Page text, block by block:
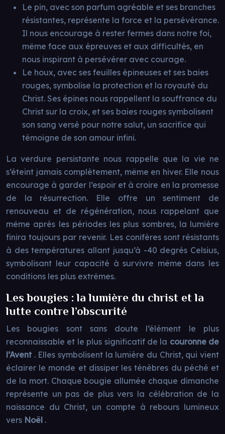
Le pin, avec son parfum agréable et ses branches
résistantes, représente la force et la persévérance.
Il nous encourage à rester fermes dans notre foi,
même face aux épreuves et aux difficultés, en
nous inspirant à persévérer avec courage.
Le houx, avec ses feuilles épineuses et ses baies
rouges, symbolise la protection et la royauté du
Christ. Ses épines nous rappellent la souffrance du
Christ sur la croix, et ses baies rouges symbolisent
son sang versé pour notre salut, un sacrifice qui
témoigne de son amour infini.
La verdure persistante nous rappelle que la vie ne
s’éteint jamais complètement, même en hiver. Elle nous
encourage à garder l’espoir et à croire en la promesse
de la résurrection. Elle offre un sentiment de
renouveau et de régénération, nous rappelant que
même après les périodes les plus sombres, la lumière
finira toujours par revenir. Les conifères sont résistants
à des températures allant jusqu’à -40 degrés Celsius,
symbolisant leur capacité à survivre même dans les
conditions les plus extrêmes.
Les bougies : la lumière du christ et la
lutte contre l’obscurité
Les bougies sont sans doute l’élément le plus
reconnaissable et le plus significatif de la couronne de
l’Avent . Elles symbolisent la lumière du Christ, qui vient
éclairer le monde et dissiper les ténèbres du péché et
de la mort. Chaque bougie allumée chaque dimanche
représente un pas de plus vers la célébration de la
naissance du Christ, un compte à rebours lumineux
vers Noël .